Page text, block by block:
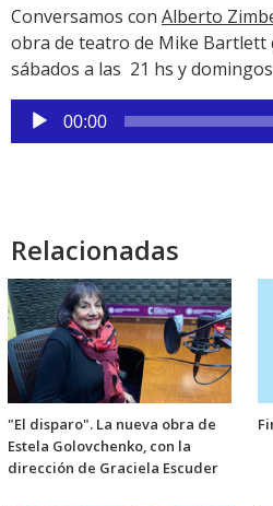
Conversamos con Alberto
obra de teatro de Mike Bartlett
sábados a las 21 hs y
Reproductor
de
00:00
Relacionadas
"El disparo". La nueva obra de
Estela Golovchenko, con la
dirección de Graciela Escuder